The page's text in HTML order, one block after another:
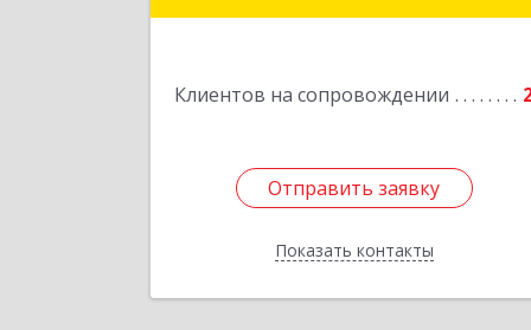
Клиентов на сопровождении
Отправить заявку
Показать контакты
Отправить заявку
Назад